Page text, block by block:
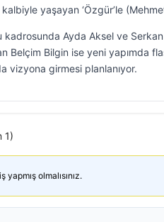
kalbiyle yaşayan ‘Özgür’le
kadrosunda Ayda Aksel ve
Belçim Bilgin ise yeni yapımda
vizyona girmesi planlanıyor.
1)
olmalısınız.